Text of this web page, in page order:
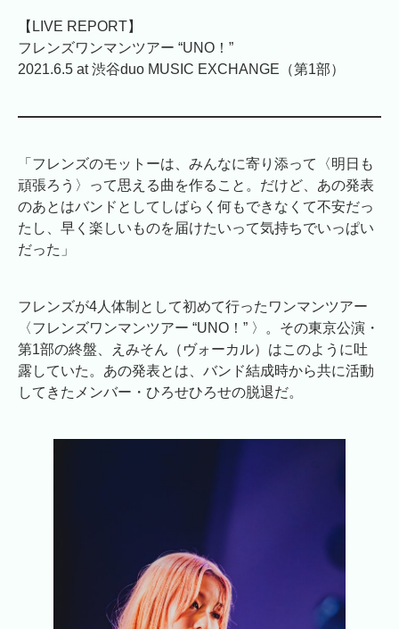
【LIVE REPORT】
フレンズワンマンツアー “UNO！”
2021.6.5 at 渋谷duo MUSIC EXCHANGE（第1部）
「フレンズのモットーは、みんなに寄り添って〈明日も
頑張ろう〉って思える曲を作ること。だけど、あの発表
のあとはバンドとしてしばらく何もできなくて不安だっ
たし、早く楽しいものを届けたいって気持ちでいっぱい
だった」
フレンズが4人体制として初めて行ったワンマンツアー
〈フレンズワンマンツアー “UNO！” 〉。その東京公演・
第1部の終盤、えみそん（ヴォーカル）はこのように吐
露していた。あの発表とは、バンド結成時から共に活動
してきたメンバー・ひろせひろせの脱退だ。